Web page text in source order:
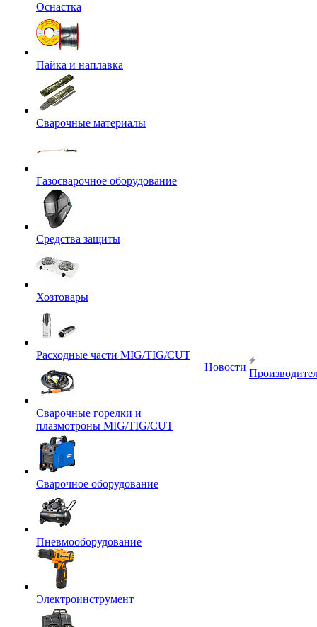
Оснастка
Пайка и наплавка
Сварочные материалы
Газосварочное оборудование
Средства защиты
Хозтовары
Расходные части MIG/TIG/CUT
Сварочные горелки и
плазмотроны MIG/TIG/CUT
Сварочное оборудование
Пневмооборудование
Электроинструмент
Новости